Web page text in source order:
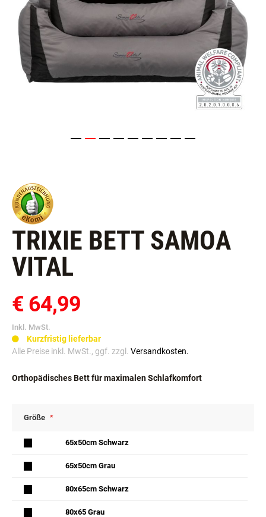
TRIXIE BETT SAMOA
VITAL
€ 64,99
Inkl. MwSt.
Kurzfristig lieferbar
Alle Preise inkl. MwSt., ggf. zzgl. Versandkosten.
Orthopädisches Bett für maximalen Schlafkomfort
Größe
65x50cm Schwarz
65x50cm Grau
80x65cm Schwarz
80x65 Grau